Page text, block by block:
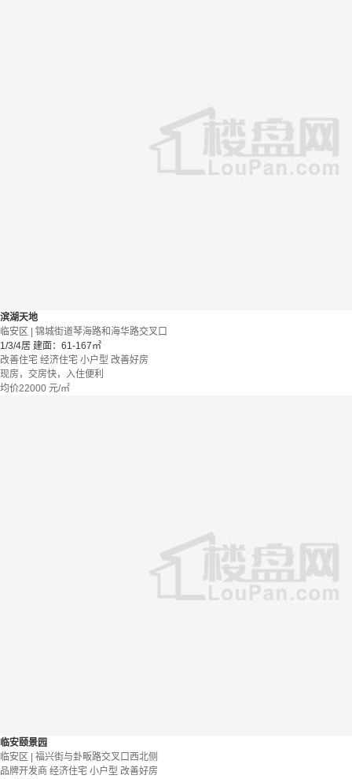
滨湖天地
临安区 | 锦城街道琴海路和海华路交叉口
1/3/4居 建面：61-167㎡
改善住宅 经济住宅 小户型 改善好房
现房，交房快，入住便利
均价22000 元/㎡
临安颐景园
临安区 | 福兴街与卦畈路交叉口西北侧
品牌开发商 经济住宅 小户型 改善好房